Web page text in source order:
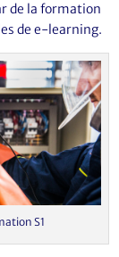
de la formation
de e-learning.
S1